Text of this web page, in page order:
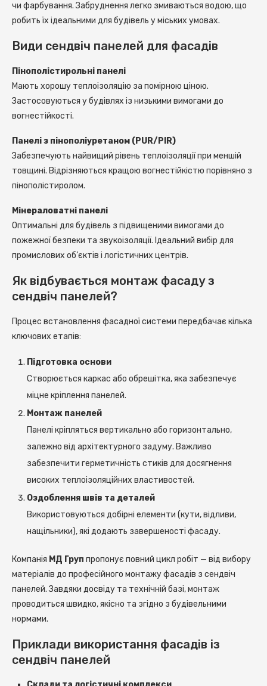
чи фарбування. Забруднення легко змиваються водою, що
робить їх ідеальними для будівель у міських умовах.
Види сендвіч панелей для фасадів
Пінополістирольні панелі
Мають хорошу теплоізоляцію за помірною ціною.
Застосовуються у будівлях із низькими вимогами до
вогнестійкості.
Панелі з пінополіуретаном (PUR/PIR)
Забезпечують найвищий рівень теплоізоляції при меншій
товщині. Відрізняються кращою вогнестійкістю порівняно з
пінополістиролом.
Мінераловатні панелі
Оптимальні для будівель з підвищеними вимогами до
пожежної безпеки та звукоізоляції. Ідеальний вибір для
промислових об’єктів і логістичних центрів.
Як відбувається монтаж фасаду з
сендвіч панелей?
Процес встановлення фасадної системи передбачає кілька
ключових етапів:
Підготовка основи
Створюється каркас або обрешітка, яка забезпечує
міцне кріплення панелей.
Монтаж панелей
Панелі кріпляться вертикально або горизонтально,
залежно від архітектурного задуму. Важливо
забезпечити герметичність стиків для досягнення
високих теплоізоляційних властивостей.
Оздоблення швів та деталей
Використовуються добірні елементи (кути, відливи,
нащільники), які додають завершеності фасаду.
Компанія МД Груп пропонує повний цикл робіт — від вибору
матеріалів до професійного монтажу фасадів з сендвіч
панелей. Завдяки досвіду та технічній базі, монтаж
проводиться швидко, якісно та згідно з будівельними
нормами.
Приклади використання фасадів із
сендвіч панелей